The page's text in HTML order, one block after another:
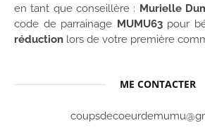
en tant que conseillère : Murielle
code de parrainage MUMU63pour
réduction lors de votre première
ME CONTACTER